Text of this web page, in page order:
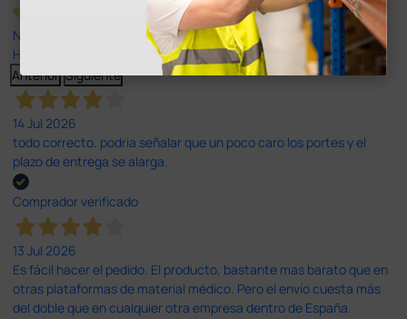
Nuestras reseñas de 4 y 5 estrellas.
Haga clic aquí para leerlos todos >
Anterior Siguiente
14 Jul 2026
todo correcto. podria señalar que un poco caro los portes y el
plazo de entrega se alarga.
Comprador verificado
13 Jul 2026
Es fácil hacer el pedido. El producto, bastante mas barato que en
otras plataformas de material médico. Pero el envío cuesta más
del doble que en cualquier otra empresa dentro de España.